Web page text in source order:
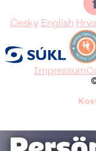
Česky English
Impressum